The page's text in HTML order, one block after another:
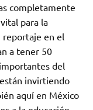
completamente
para la
reportaje en el
a tener 50
del
invirtiendo
aquí en México